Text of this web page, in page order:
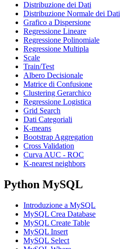
Distribuzione dei Dati
Distribuzione Normale dei Dati
Grafico a Dispersione
Regressione Lineare
Regressione Polinomiale
Regressione Multipla
Scale
Train/Test
Albero Decisionale
Matrice di Confusione
Clustering Gerarchico
Regressione Logistica
Grid Search
Dati Categoriali
K-means
Bootstrap Aggregation
Cross Validation
Curva AUC - ROC
K-nearest neighbors
Python MySQL
Introduzione a MySQL
MySQL Crea Database
MySQL Create Table
MySQL Insert
MySQL Select